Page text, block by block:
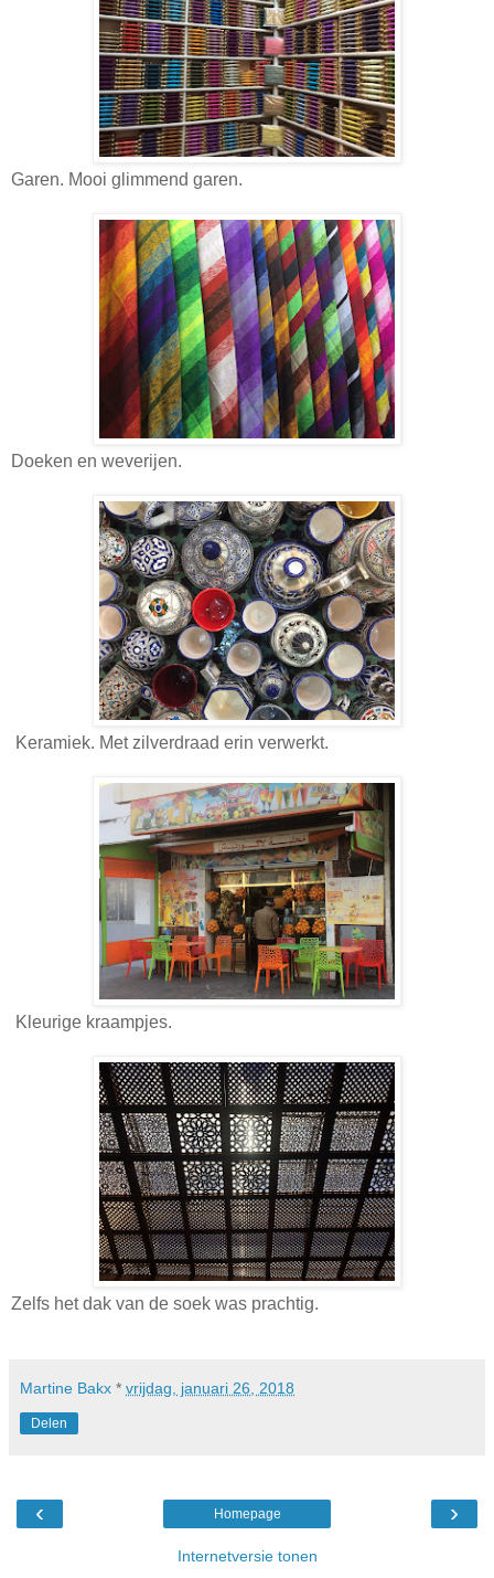
Garen. Mooi glimmend garen.
Doeken en weverijen.
Keramiek. Met zilverdraad erin verwerkt.
Kleurige kraampjes.
Zelfs het dak van de soek was prachtig.
Martine Bakx * vrijdag, januari 26, 2018
Delen
‹ ›
Homepage
Internetversie tonen